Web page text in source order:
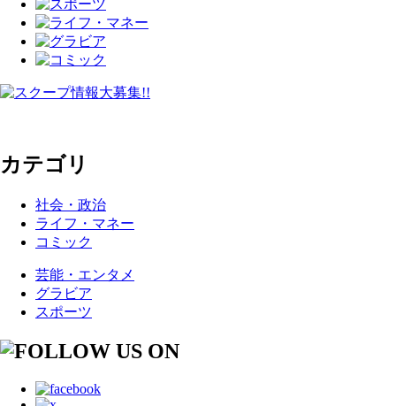
カテゴリ
社会・政治
ライフ・マネー
コミック
芸能・エンタメ
グラビア
スポーツ